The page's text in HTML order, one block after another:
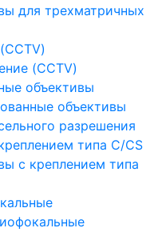
для трехматричных
(CCTV)
объективы
объективы
разрешения
типа C/CS
с креплением типа